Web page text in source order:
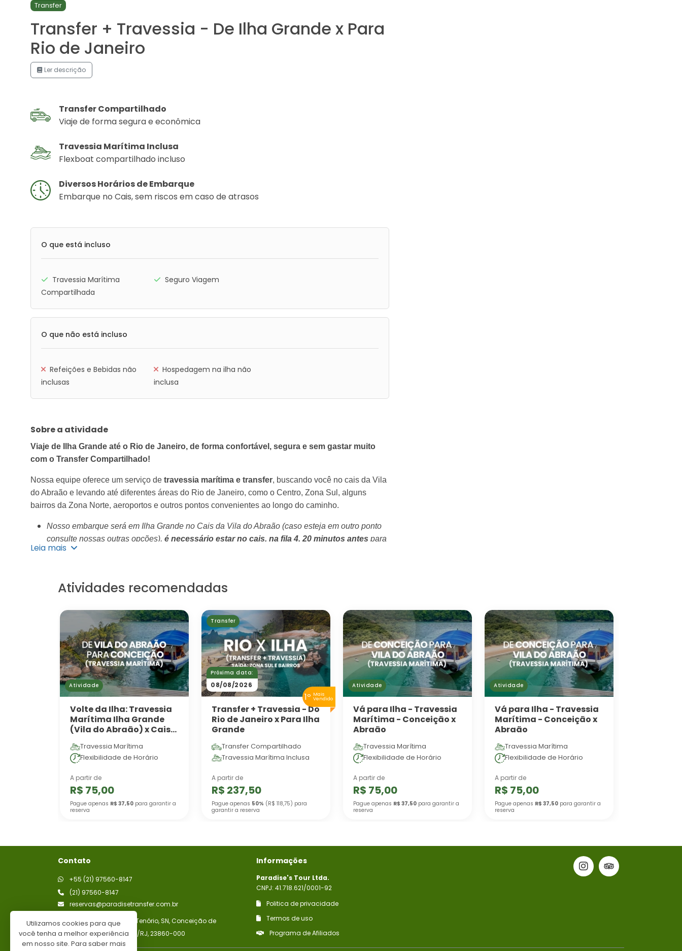
Transfer
Transfer + Travessia - De Ilha Grande x Para
Rio de Janeiro
Ler descrição
Transfer Compartilhado
Viaje de forma segura e econômica
Travessia Marítima Inclusa
Flexboat compartilhado incluso
Diversos Horários de Embarque
Embarque no Cais, sem riscos em caso de atrasos
O que está incluso
Travessia Marítima
Compartilhada
Seguro Viagem
O que não está incluso
Refeições e Bebidas não
inclusas
Hospedagem na ilha não
inclusa
Sobre a atividade
Viaje de Ilha Grande até o Rio de Janeiro, de forma confortável, segura e sem gastar muito
com o Transfer Compartilhado!
Nossa equipe oferece um serviço de travessia marítima e transfer, buscando você no cais da Vila
do Abraão e levando até diferentes áreas do Rio de Janeiro, como o Centro, Zona Sul, alguns
bairros da Zona Norte, aeroportos e outros pontos convenientes ao longo do caminho.
Nosso embarque será em Ilha Grande no Cais da Vila do Abraão (caso esteja em outro ponto
consulte nossas outras opções), é necessário estar no cais, na fila 4, 20 minutos antes para
identificação e embarque.
Conceição de Jacareí para iniciar sua viagem até o Rio de Janeiro (lembre-se de confirmar seu
antes do embarque).
Nosso transfer pode ser feito de van, carro ou ônibus (dependendo da ocupação), sendo que
nossas vans são novas e equipadas com ar-condicionado, câmeras de segurança, rastreador via
satélite e seguro para garantir a sua tranquilidade durante a viagem.
Leia mais
Atividades recomendadas
Atividade
Volte da Ilha: Travessia
Marítima Ilha Grande
(Vila do Abraão) x Cais
Jacareí
Travessia Marítima
Flexibilidade de Horário
A partir de
R$ 75,00
Pague apenas R$ 37,50 para garantir a
reserva
Transfer
Próxima data:
08/08/2026
1ºMais
Vendido
Transfer + Travessia - Do
Rio de Janeiro x Para Ilha
Grande
Transfer Compartilhado
Travessia Marítima Inclusa
A partir de
R$ 237,50
Pague apenas 50% (R$ 118,75) para
garantir a reserva
Atividade
Vá para Ilha - Travessia
Marítima - Conceição x
Abraão
Travessia Marítima
Flexibilidade de Horário
A partir de
R$ 75,00
Pague apenas R$ 37,50 para garantir a
reserva
Atividade
Vá para Ilha - Travessia
Marítima - Conceição x
Abraão
Travessia Marítima
Flexibilidade de Horário
A partir de
R$ 75,00
Pague apenas R$ 37,50 para garantir a
reserva
Contato
+55 (21) 97560-8147
(21) 97560-8147
reservas@paradisetransfer.com.br
Rua Benedito Gomes Tenório, SN, Conceição de
Jacareí. Mangaratiba/RJ, 23860-000
Informações
Paradise's Tour Ltda.
CNPJ: 41.718.621/0001-92
Politica de privacidade
Termos de uso
Programa de Afiliados
Utilizamos cookies para que
você tenha a melhor experiência
em nosso site. Para saber mais